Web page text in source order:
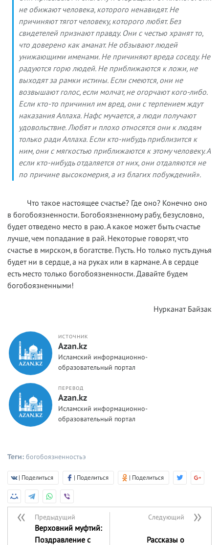
не обижают человека, которого ненавидят. Не
причиняют тягот человеку, которого любят. Без
свидетелей признают правду. Они с честью хранят то,
что доверено как аманат. Не обзывают людей
унижающими именами. Не причиняют вреда соседу. Не
радуются горю людей. Не приближаются к ложи, не
выходят за рамки истины. Если смеются, они не
возвышают голос, если молчат, не огорчают кого-либо.
Если кто-то причинил им вред, они с терпением ждут
наказания Аллаха. Нафс мучается, а люди получают
удовольствие. Любят и плохо относятся они к людям
только ради Аллаха. Если кто-нибудь приблизится к
ним, они с мягкостью приближаются к этому человеку. А
если кто-нибудь отдаляется от них, они отдаляются не
по причине высокомерия, а из благих побуждений».
Что такое настоящее счастье? Где оно? Конечно оно
в богобоязненности. Богобоязненному рабу, безусловно,
будет отведено место в раю. А какое может быть счастье
лучше, чем попадание в рай. Некоторые говорят, что
счастье в мирском, в богатстве. Пусть. Но только пусть дунья
будет ни в сердце, а на руках или в кармане. А в сердце
есть место только богобоязненности. Давайте будем
богобоязненными!
Нурканат Байзак
ИСТОЧНИК
Azan.kz
Исламский информационно-
образовательный портал
ПЕРЕВОД
Azan.kz
Исламский информационно-
образовательный портал
Теги: богобоязненностьэ
| Поделиться | Поделиться | Поделиться
Предыдущий Следующий
Верховний муфтий:
Поздравление с
Рассказы о